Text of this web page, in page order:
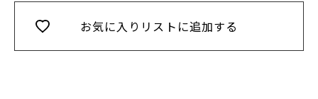
お気に入りリストに追加する